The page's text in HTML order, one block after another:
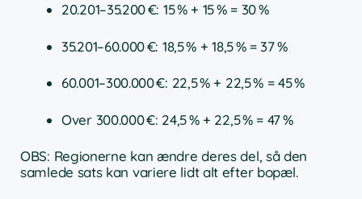
20.201–35.200 €: 15 % + 15 % = 30 %
35.201–60.000 €: 18,5 % + 18,5 % = 37 %
60.001–300.000 €: 22,5 % + 22,5 % = 45 %
Over 300.000 €: 24,5 % + 22,5 % = 47 %
OBS: Regionerne kan ændre deres del, så den
samlede sats kan variere lidt alt efter bopæl.